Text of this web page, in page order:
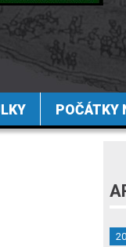
POČÁTKY